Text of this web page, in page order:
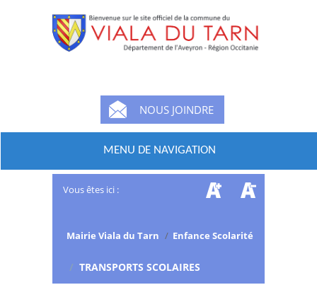
NOUS JOINDRE
MENU DE NAVIGATION
Vous êtes ici :
Mairie Viala du Tarn / Enfance Scolarité
/ TRANSPORTS SCOLAIRES